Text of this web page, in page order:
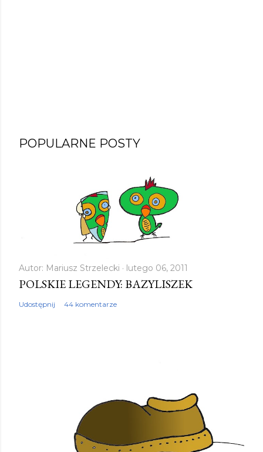
POPULARNE POSTY
Autor: Mariusz Strzelecki lutego 06, 2011
POLSKIE LEGENDY: BAZYLISZEK
Udostępnij 44 komentarze